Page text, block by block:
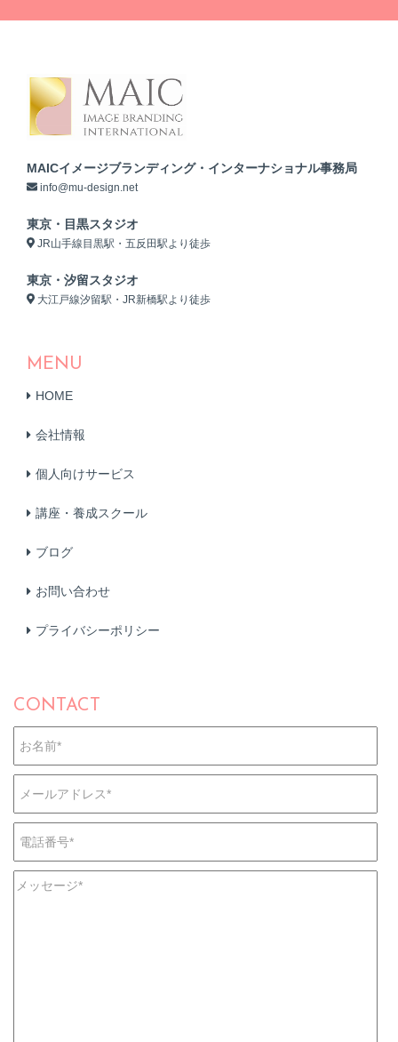
MAICイメージブランディング・インターナショナル事務局
info@mu-design.net
東京・目黒スタジオ
JR山手線目黒駅・五反田駅より徒歩
東京・汐留スタジオ
大江戸線汐留駅・JR新橋駅より徒歩
MENU
HOME
会社情報
個人向けサービス
講座・養成スクール
ブログ
お問い合わせ
プライバシーポリシー
CONTACT